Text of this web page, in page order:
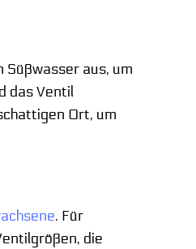
Süßwasser aus, um
das Ventil
Ort, um
. Für
die